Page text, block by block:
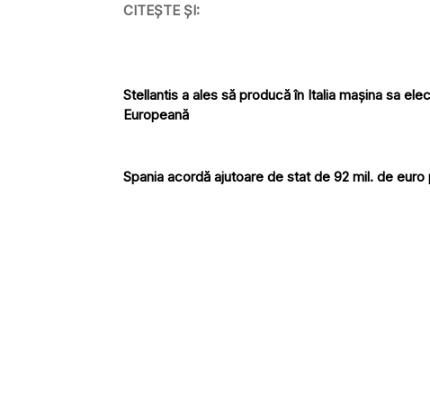
CITEȘTE ȘI:
Stellantis a ales să producă în Italia mașina sa
Europeană
Spania acordă ajutoare de stat de 92 mil. de